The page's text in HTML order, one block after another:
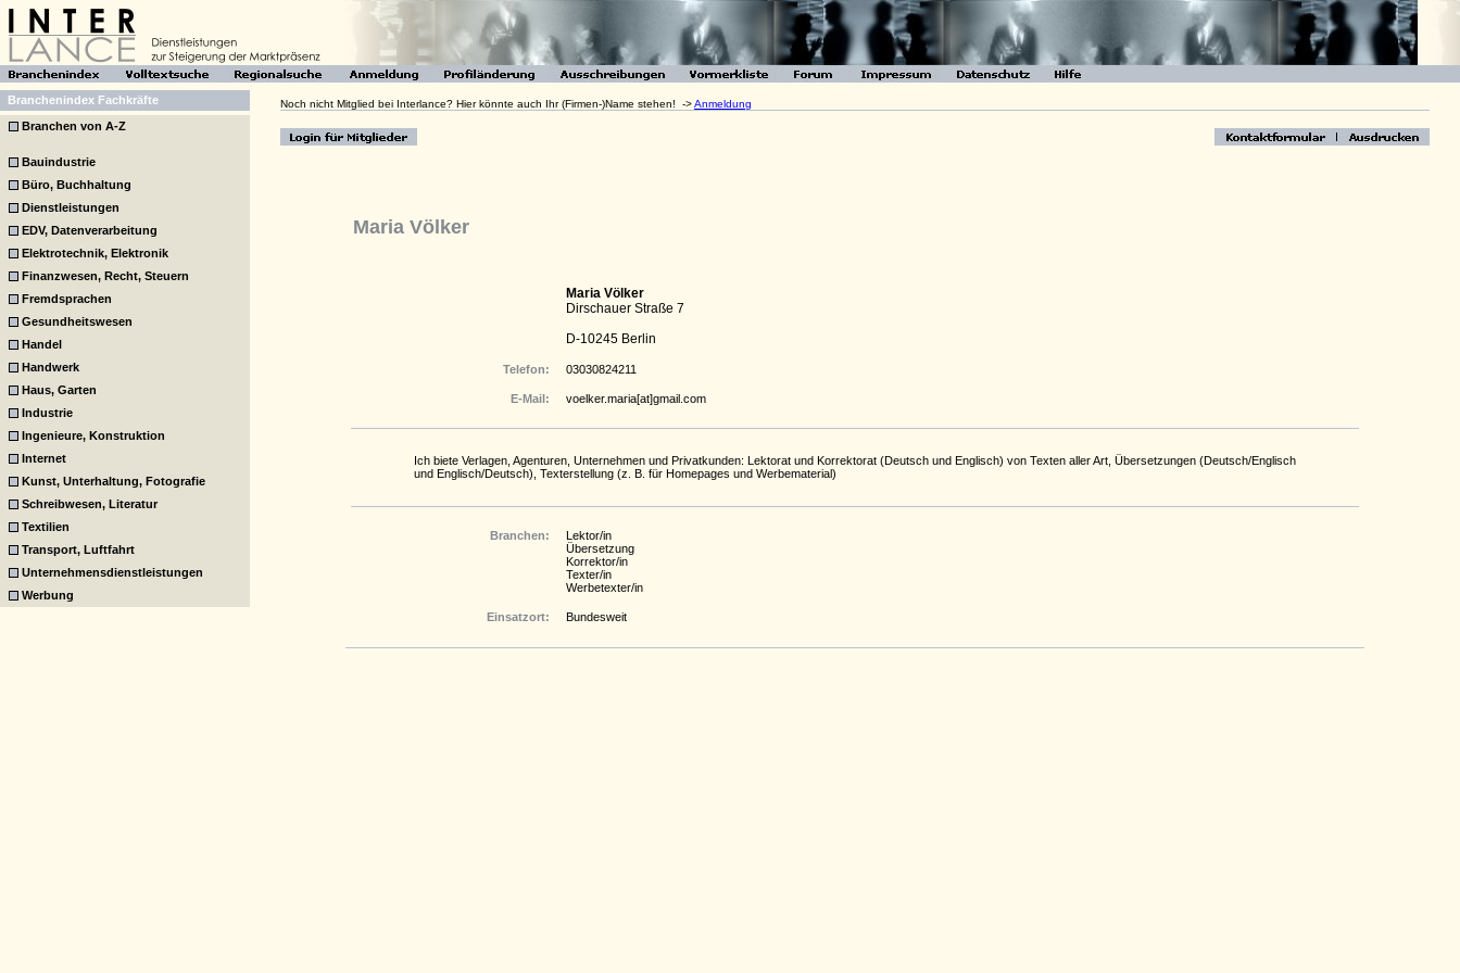
Branchenindex Fachkräfte Noch nicht Mitglied bei Interlance? Hier könnte auch Ihr (Firmen-)Name stehen! ->Anmeldung
Branchen von A-Z
Bauindustrie
Büro, Buchhaltung
Dienstleistungen
EDV, Datenverarbeitung
Elektrotechnik, Elektronik
Finanzwesen, Recht, Steuern
Fremdsprachen
Gesundheitswesen
Handel
Handwerk
Haus, Garten
Industrie
Ingenieure, Konstruktion
Internet
Kunst, Unterhaltung, Fotografie
Schreibwesen, Literatur
Textilien
Transport, Luftfahrt
Unternehmensdienstleistungen
Werbung
Maria Völker
Maria Völker
Dirschauer Straße 7
D-10245 Berlin
Telefon: 03030824211
E-Mail: voelker.maria[at]gmail.com
Ich biete Verlagen, Agenturen, Unternehmen und Privatkunden: Lektorat und Korrektorat (Deutsch und Englisch) von Texten aller Art, Übersetzungen (Deutsch/Englisch
und Englisch/Deutsch), Texterstellung (z. B. für Homepages und Werbematerial)
Branchen:
Lektor/in
Übersetzung
Korrektor/in
Texter/in
Werbetexter/in
Einsatzort: Bundesweit